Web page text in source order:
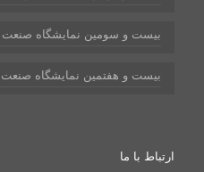
بیست و سومین نمایشگاه
بیست و هفتمین نمایشگاه صنعت
ارتباط با ما